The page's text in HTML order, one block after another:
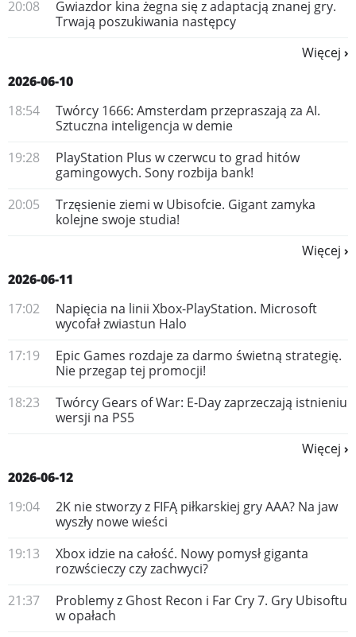
20:08
Gwiazdor kina żegna się z adaptacją znanej gry.
Trwają poszukiwania następcy
Więcej
2026-06-10
18:54
Twórcy 1666: Amsterdam przepraszają za AI.
Sztuczna inteligencja w demie
19:28
PlayStation Plus w czerwcu to grad hitów
gamingowych. Sony rozbija bank!
20:05
Trzęsienie ziemi w Ubisofcie. Gigant zamyka
kolejne swoje studia!
Więcej
2026-06-11
17:02
Napięcia na linii Xbox-PlayStation. Microsoft
wycofał zwiastun Halo
17:19
Epic Games rozdaje za darmo świetną strategię.
Nie przegap tej promocji!
18:23
Twórcy Gears of War: E-Day zaprzeczają istnieniu
wersji na PS5
Więcej
2026-06-12
19:04
2K nie stworzy z FIFĄ piłkarskiej gry AAA? Na jaw
wyszły nowe wieści
19:13
Xbox idzie na całość. Nowy pomysł giganta
rozwścieczy czy zachwyci?
21:37
Problemy z Ghost Recon i Far Cry 7. Gry Ubisoftu
w opałach